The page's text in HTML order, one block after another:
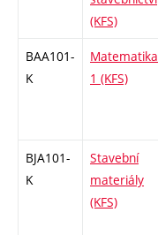
(KFS)
BAA101-
K
Matematika
1 (KFS)
BJA101-
K
Stavební
materiály
(KFS)